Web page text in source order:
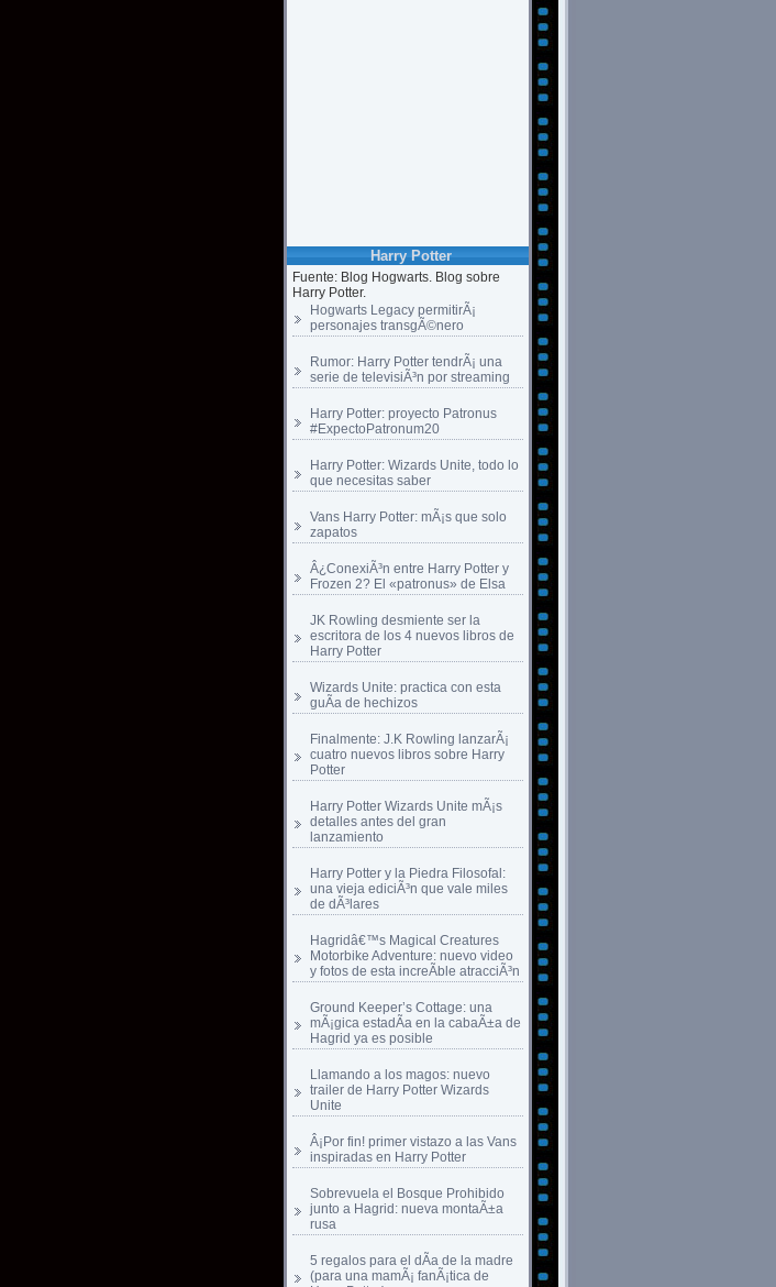
Harry Potter
Fuente: Blog Hogwarts. Blog sobre
Harry Potter.
Hogwarts Legacy permitirÃ¡
personajes transgÃ©nero
Rumor: Harry Potter tendrÃ¡ una
serie de televisiÃ³n por streaming
Harry Potter: proyecto Patronus
#ExpectoPatronum20
Harry Potter: Wizards Unite, todo lo
que necesitas saber
Vans Harry Potter: mÃ¡s que solo
zapatos
Â¿ConexiÃ³n entre Harry Potter y
Frozen 2? El «patronus» de Elsa
JK Rowling desmiente ser la
escritora de los 4 nuevos libros de
Harry Potter
Wizards Unite: practica con esta
guÃ­a de hechizos
Finalmente: J.K Rowling lanzarÃ¡
cuatro nuevos libros sobre Harry
Potter
Harry Potter Wizards Unite mÃ¡s
detalles antes del gran
lanzamiento
Harry Potter y la Piedra Filosofal:
una vieja ediciÃ³n que vale miles
de dÃ³lares
Hagridâ€™s Magical Creatures
Motorbike Adventure: nuevo video
y fotos de esta increÃ­ble atracciÃ³n
Ground Keeper’s Cottage: una
mÃ¡gica estadÃ­a en la cabaÃ±a de
Hagrid ya es posible
Llamando a los magos: nuevo
trailer de Harry Potter Wizards
Unite
Â¡Por fin! primer vistazo a las Vans
inspiradas en Harry Potter
Sobrevuela el Bosque Prohibido
junto a Hagrid: nueva montaÃ±a
rusa
5 regalos para el dÃ­a de la madre
(para una mamÃ¡ fanÃ¡tica de